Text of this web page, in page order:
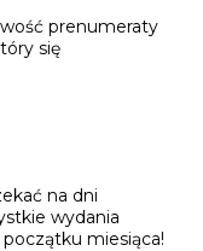
prenumeraty
się
na dni
wydania
miesiąca!